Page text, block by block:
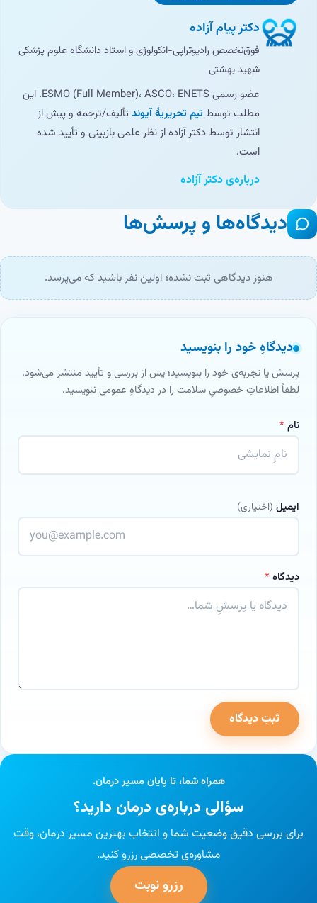
دکتر پیام آزاده
فوق‌تخصص رادیوتراپی-انکولوژی و استاد دانشگاه علوم پزشکی
شهید بهشتی
عضو رسمی ESMO (Full Member)، ASCO، ENETS. این
مطلب توسط تیم تحریریهٔ آیوندتألیف/ترجمه و پیش از
انتشار توسط دکتر آزاده از نظر علمی بازبینی و تأیید شده
است.
درباره‌ی دکتر آزاده
دیدگاه‌ها و پرسش‌ها
هنوز دیدگاهی ثبت نشده؛ اولین نفر باشید که می‌پرسد.
دیدگاهِ خود را بنویسید
پرسش یا تجربه‌ی خود را بنویسید؛ پس از بررسی و تأیید منتشر می‌شود.
لطفاً اطلاعاتِ خصوصیِ سلامت را در دیدگاهِ عمومی ننویسید.
نام*
ایمیل (اختیاری)
دیدگاه*
وب‌سایتثبتِ دیدگاه
همراه شما، تا پایان مسیر درمان.
سؤالی درباره‌ی درمان دارید؟
برای بررسی دقیق وضعیت شما و انتخاب بهترین مسیر درمان، وقت
مشاوره‌ی تخصصی رزرو کنید.
رزرو نوبت